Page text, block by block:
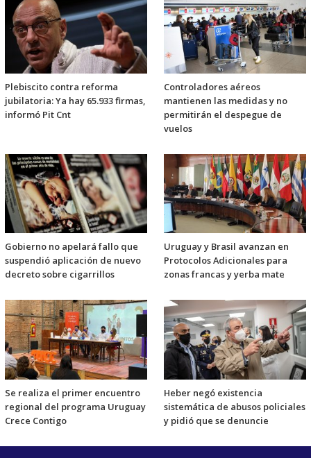
Plebiscito contra reforma
jubilatoria: Ya hay 65.933 firmas,
informó Pit Cnt
Controladores aéreos
mantienen las medidas y no
permitirán el despegue de
vuelos
Gobierno no apelará fallo que
suspendió aplicación de nuevo
decreto sobre cigarrillos
Uruguay y Brasil avanzan en
Protocolos Adicionales para
zonas francas y yerba mate
Se realiza el primer encuentro
regional del programa Uruguay
Crece Contigo
Heber negó existencia
sistemática de abusos policiales
y pidió que se denuncie